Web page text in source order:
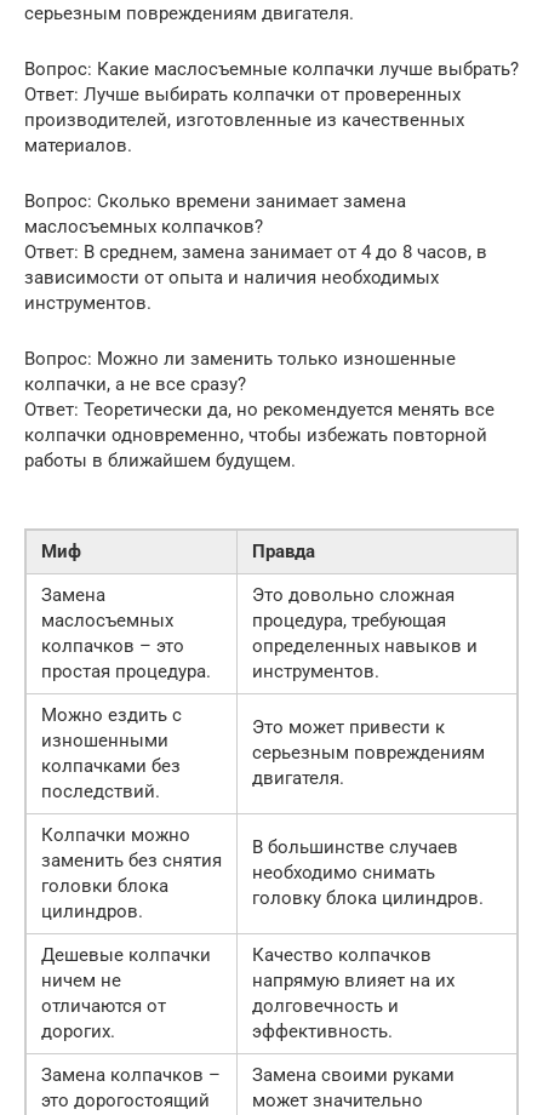
серьезным повреждениям двигателя.
Вопрос: Какие маслосъемные колпачки лучше выбрать?
Ответ: Лучше выбирать колпачки от проверенных
производителей, изготовленные из качественных
материалов.
Вопрос: Сколько времени занимает замена
маслосъемных колпачков?
Ответ: В среднем, замена занимает от 4 до 8 часов, в
зависимости от опыта и наличия необходимых
инструментов.
Вопрос: Можно ли заменить только изношенные
колпачки, а не все сразу?
Ответ: Теоретически да, но рекомендуется менять все
колпачки одновременно, чтобы избежать повторной
работы в ближайшем будущем.
Миф
Правда
Замена
маслосъемных
колпачков – это
простая процедура.
Это довольно сложная
процедура, требующая
определенных навыков и
инструментов.
Можно ездить с
изношенными
колпачками без
последствий.
Это может привести к
серьезным повреждениям
двигателя.
Колпачки можно
заменить без снятия
головки блока
цилиндров.
В большинстве случаев
необходимо снимать
головку блока цилиндров.
Дешевые колпачки
ничем не
отличаются от
дорогих.
Качество колпачков
напрямую влияет на их
долговечность и
эффективность.
Замена колпачков –
это дорогостоящий
Замена своими руками
может значительно